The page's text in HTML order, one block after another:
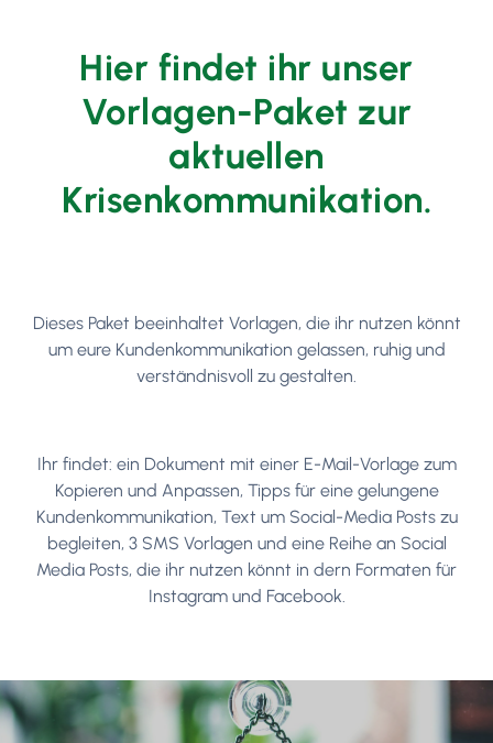
Hier findet ihr unser
Vorlagen-Paket zur
aktuellen
Krisenkommunikation.
Dieses Paket beeinhaltet Vorlagen, die ihr nutzen könnt
um eure Kundenkommunikation gelassen, ruhig und
verständnisvoll zu gestalten.
Ihr findet: ein Dokument mit einer E-Mail-Vorlage zum
Kopieren und Anpassen, Tipps für eine gelungene
Kundenkommunikation, Text um Social-Media Posts zu
begleiten, 3 SMS Vorlagen und eine Reihe an Social
Media Posts, die ihr nutzen könnt in dern Formaten für
Instagram und Facebook.